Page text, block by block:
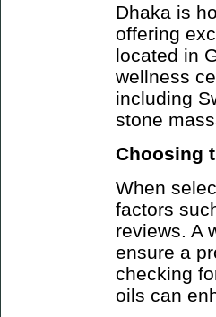
Dhaka is
offering
located in
wellness
including
stone
Choosing
When
factors
reviews. A
ensure a
checking
oils can